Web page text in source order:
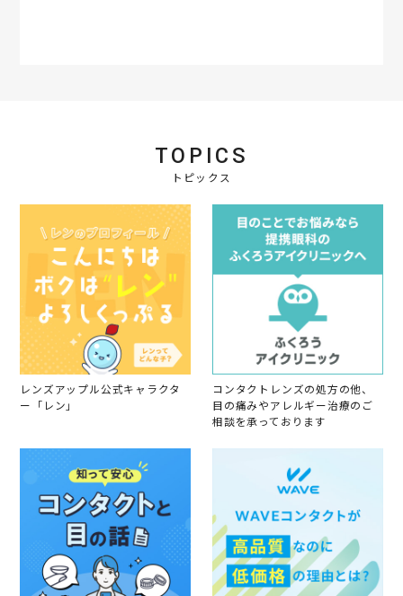
TOPICS
トピックス
レンズアップル公式キャラクタ
ー「レン」
コンタクトレンズの処方の他、
目の痛みやアレルギー治療のご
相談を承っております